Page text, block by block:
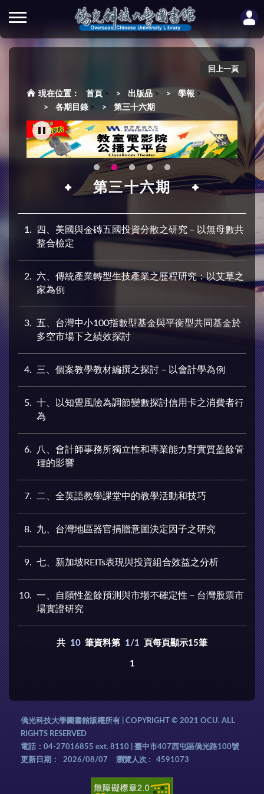
回上一頁
首頁 > 出版品 > 學報 >
各期目錄 > 第三十六期
第三十六期
1
四、美國與金磚五國投資分散之研究－以無母數共
整合檢定
2
六、傳統產業轉型生技產業之歷程研究：以艾草之
家為例
3
五、台灣中小100指數型基金與平衡型共同基金於
多空市場下之績效探討
4 三、個案教學教材編撰之探討－以會計學為例
5
十、以知覺風險為調節變數探討信用卡之消費者行
為
6
八、會計師事務所獨立性和專業能力對實質盈餘管
理的影響
7 二、全英語教學課堂中的教學活動和技巧
8 九、台灣地區器官捐贈意圖決定因子之研究
9 七、新加坡REITs表現與投資組合效益之分析
10
一、自願性盈餘預測與市場不確定性－台灣股票市
場實證研究
共 10 筆資料第 1/1 頁每頁顯示15筆
1
僑光科技大學圖書館版權所有 | COPYRIGHT © 2021 OCU. ALL
RIGHTS RESERVED
電話：04-27016855 ext. 8110 | 臺中市407西屯區僑光路100號
更新日期：
2026/08/07 瀏覽人次 : 4591073